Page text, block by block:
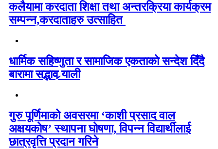
कलैयामा करदाता शिक्षा तथा अन्तरक्रिया कार्यक्रम
सम्पन्न,करदाताहरु उत्साहित
धार्मिक सहिष्णुता र सामाजिक एकताको सन्देश दिँदै
बारामा सद्भाव र्‍याली
गुरु पूर्णिमाको अवसरमा ‘काशी प्रसाद वाल
अक्षयकोष’ स्थापना घोषणा, विपन्न विद्यार्थीलाई
छात्रवृत्ति प्रदान गरिने